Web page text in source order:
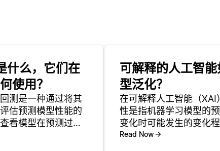
什么，它们在
使用？
测是一种通过将其
估预测模型性能的
看模型在预测过去
过程涉及将历史数
可解释的人工智
型泛化？
在可解释人工智能（XAI
性是指机器学习模型的
变化时可能发生的变化
说，它表明模型对输入数
Read Now